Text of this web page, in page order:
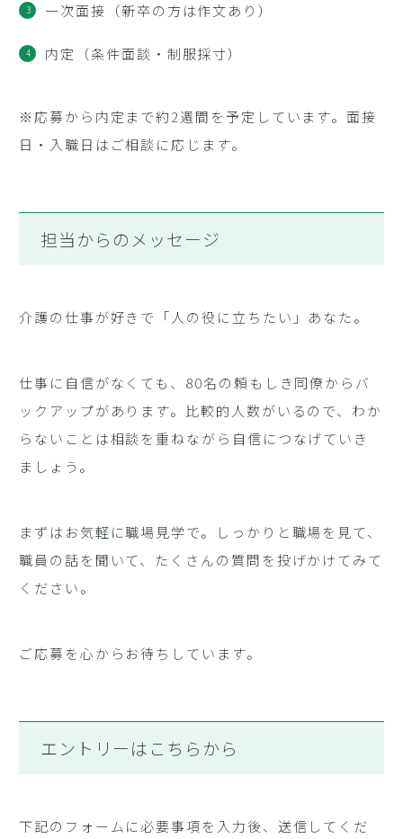
一次面接（新卒の方は作文あり）
内定（条件面談・制服採寸）
※応募から内定まで約2週間を予定しています。面接
日・入職日はご相談に応じます。
担当からのメッセージ
介護の仕事が好きで「人の役に立ちたい」あなた。
仕事に自信がなくても、80名の頼もしき同僚からバ
ックアップがあります。比較的人数がいるので、わか
らないことは相談を重ねながら自信につなげていき
ましょう。
まずはお気軽に職場見学で。しっかりと職場を見て、
職員の話を聞いて、たくさんの質問を投げかけてみて
ください。
ご応募を心からお待ちしています。
エントリーはこちらから
下記のフォームに必要事項を入力後、送信してくだ